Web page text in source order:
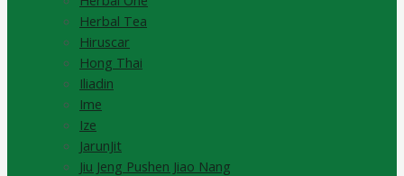
Herbal Tea
Hiruscar
Hong Thai
Iliadin
Ime
Ize
JarunJit
Jiu Jeng Pushen Jiao Nang